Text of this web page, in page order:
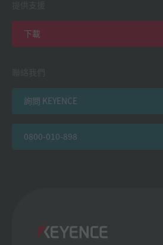
下載
詢問 KEYENCE
0800-010-898